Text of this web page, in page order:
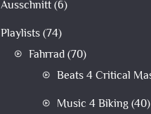
Ausschnitt(6)
Playlists(74)
Fahrrad(70)
Beats 4 Critical
Music 4 Biking(40)